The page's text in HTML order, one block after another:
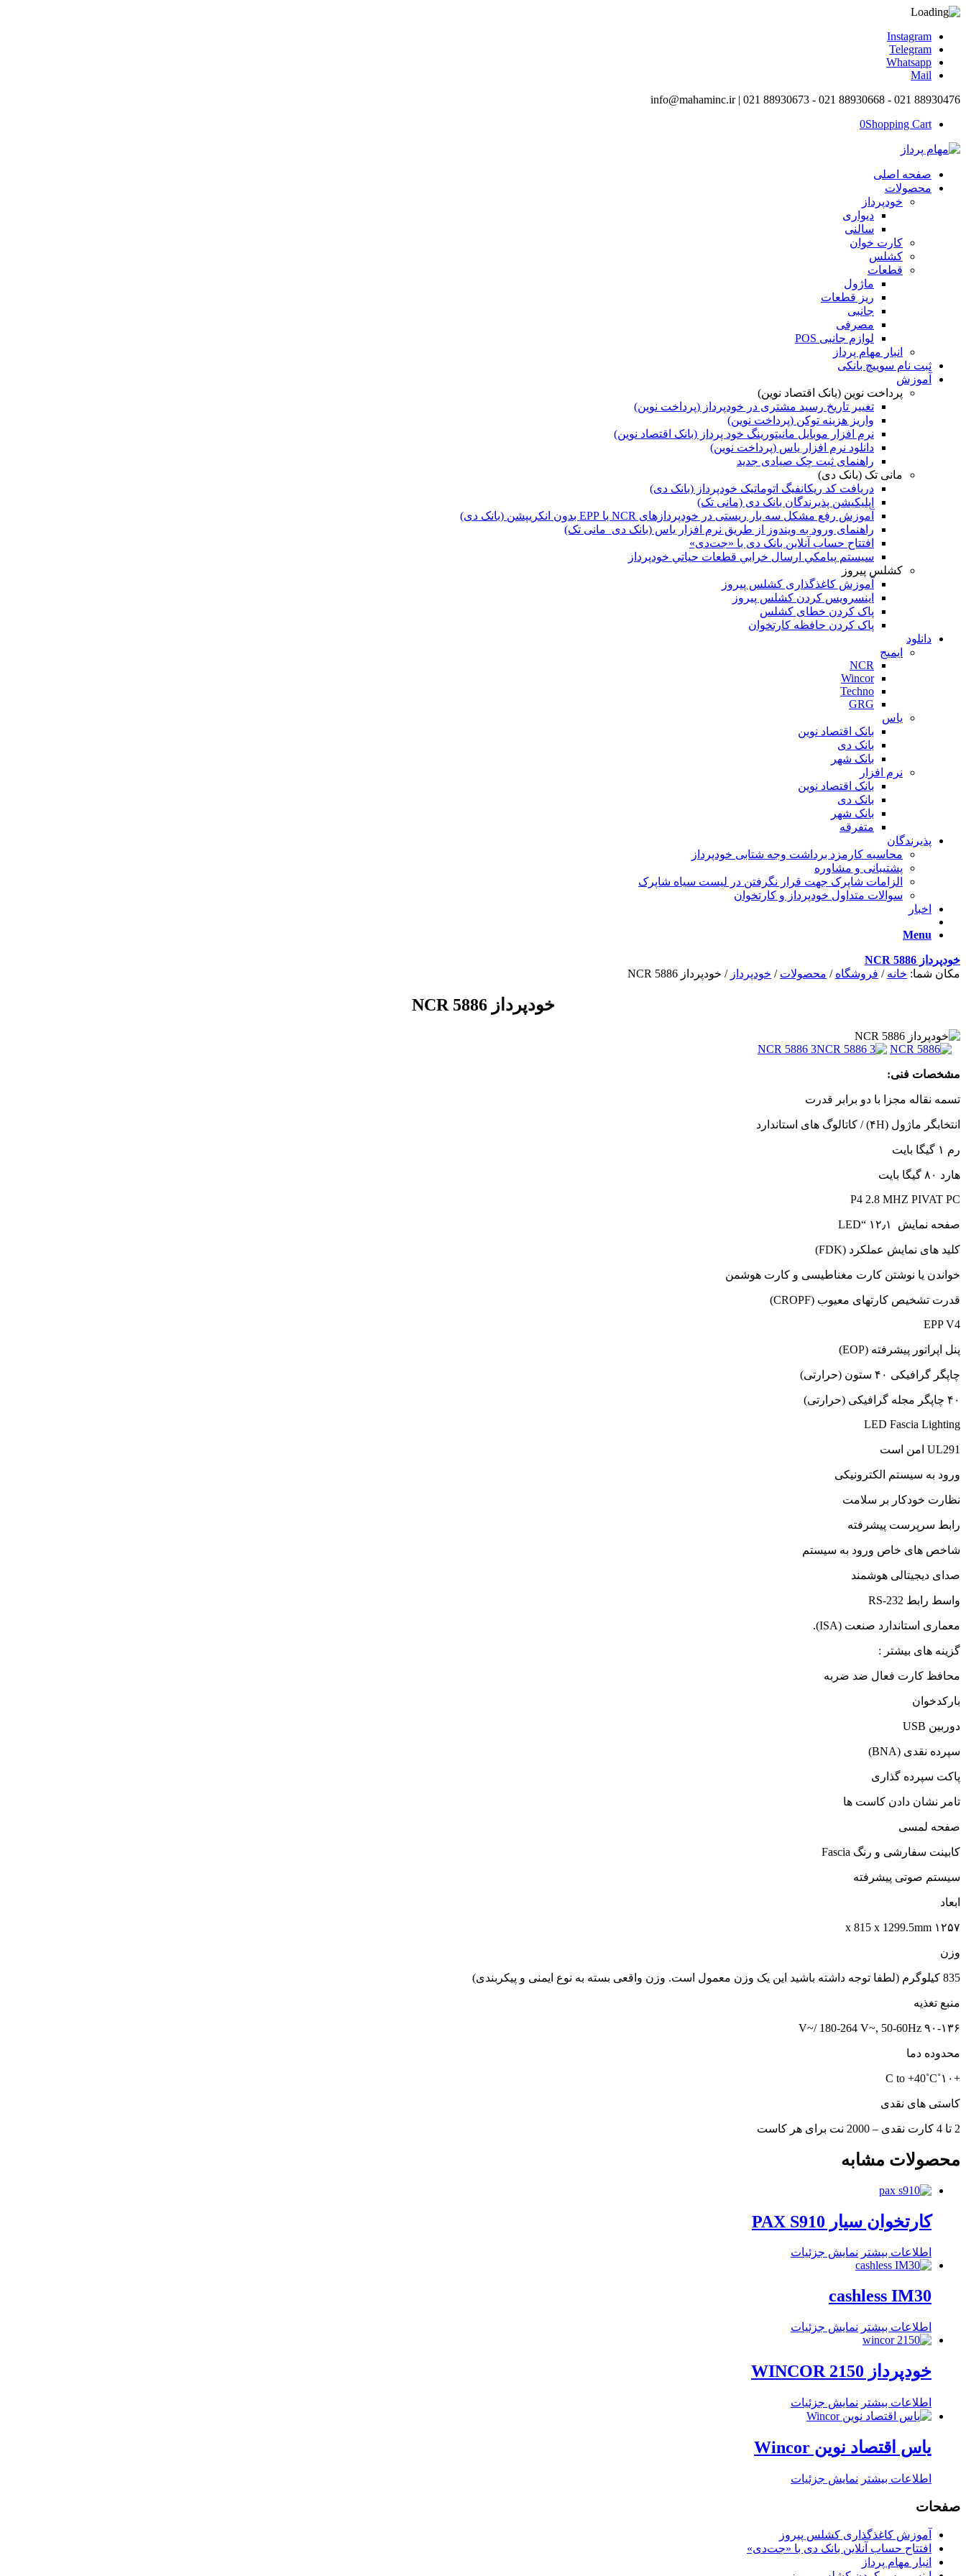
Instagram
Telegram
Whatsapp
Mail
info@mahaminc.ir | 021 88930673 - 021 88930668 - 021 88930476
0Shopping Cart
صفحه اصلی
محصولات
خودپرداز
دیواری
سالنی
کارت خوان
کشلس
قطعات
ماژول
ریز قطعات
جانبی
مصرفی
لوازم جانبی POS
انبار مهام پرداز
ثبت نام سوییچ بانکی
آموزش
پرداخت نوین (بانک اقتصاد نوین)
تغییر تاریخ رسید مشتری در خودپرداز (پرداخت نوین)
واریز هزینه توکن (پرداخت نوین)
نرم افزار موبایل مانیتورینگ خود پرداز (بانک اقتصاد نوین)
دانلود نرم افزار یاس (پرداخت نوین)
راهنمای ثبت چک صیادی جدید
مانی تک (بانک دی)
دریافت کد ریکانفیگ اتوماتیک خودپرداز (بانک دی)
اپلیکیشن پذیرندگان بانک دی (مانی تک)
آموزش رفع مشکل سه بار ریستی در خودپردازهای NCR با EPP بدون‌ انکریپشن (بانک دی)
راهنمای ورود به ویندوز از طریق نرم افزار یاس (بانک دی_مانی تک)
افتتاح حساب آنلاین بانک دی با «جت‌دی»
سيستم پيامكي ارسال خرابي قطعات حياتي خودپرداز
کشلس پیروز
آموزش کاغذگذاری کشلس پیروز
اینسرویس کردن کشلس پیروز
پاک کردن خطای کشلس
پاک کردن حافظه کارتخوان
دانلود
ایمیج
NCR
Wincor
Techno
GRG
یاس
بانک اقتصاد نوین
بانک دی
بانک شهر
نرم افزار
بانک اقتصاد نوین
بانک دی
بانک شهر
متفرقه
پذیرندگان
محاسبه کارمزد برداشت وجه شتابی خودپرداز
پشتیبانی و مشاوره
الزامات شاپرک جهت قرار نگرفتن در لیست سیاه شاپرک
سوالات متداول خودپرداز و کارتخوان
اخبار
Menu
خودپرداز NCR 5886
مکان شما: خانه / فروشگاه / محصولات / خودپرداز / خودپرداز NCR 5886
خودپرداز NCR 5886
مشخصات فنی:
تسمه نقاله مجزا با دو برابر قدرت
انتخابگر ماژول (۴H) / کاتالوگ های استاندارد
رم ۱ گیگا بایت
هارد ۸۰ گیگا بایت
P4 2.8 MHZ PIVAT PC
صفحه نمایش ۱۲٫۱ “LED
کلید های نمایش عملکرد (FDK)
خواندن یا نوشتن کارت مغناطیسی و کارت هوشمن
قدرت تشخیص کارتهای معیوب (CROPF)
EPP V4
پنل اپراتور پیشرفته (EOP)
چاپگر گرافیکی ۴۰ ستون (حرارتی)
۴۰ چاپگر مجله گرافیکی (حرارتی)
LED Fascia Lighting
UL291 امن است
ورود به سیستم الکترونیکی
نظارت خودکار بر سلامت
رابط سرپرست پیشرفته
شاخص های خاص ورود به سیستم
صدای دیجیتالی هوشمند
واسط رابط RS-232
معماری استاندارد صنعت (ISA).
گزینه های بیشتر :
محافظ کارت فعال ضد ضربه
بارکدخوان
دوربین USB
سپرده نقدی (BNA)
پاکت سپرده گذاری
تامر نشان دادن کاست ها
صفحه لمسی
کابینت سفارشی و رنگ Fascia
سیستم صوتی پیشرفته
ابعاد
۱۲۵۷ x 815 x 1299.5mm
وزن
835 کیلوگرم (لطفا توجه داشته باشید این یک وزن معمول است. وزن واقعی بسته به نوع ایمنی و پیکربندی)
منبع تغذیه
۹۰-۱۳۶ V~/ 180-264 V~, 50-60Hz
محدوده دما
+۱۰˚C to +40˚C
کاستی های نقدی
2 تا 4 کارت نقدی – 2000 نت برای هر کاست
محصولات مشابه
کارتخوان سیار PAX S910
اطلاعات بیشتر نمایش جزئیات
cashless IM30
اطلاعات بیشتر نمایش جزئیات
خودپرداز WINCOR 2150
اطلاعات بیشتر نمایش جزئیات
یاس اقتصاد نوین Wincor
اطلاعات بیشتر نمایش جزئیات
صفحات
آموزش کاغذگذاری کشلس پیروز
افتتاح حساب آنلاین بانک دی با «جت‌دی»
انبار مهام پرداز